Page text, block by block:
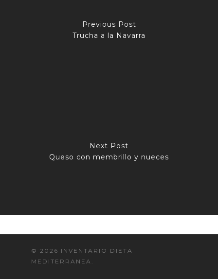
Previous Post
Trucha a la Navarra
Next Post
Queso con membrillo y nueces
© 2026 INVENTARIO DIETA
MEDITERRANEA.